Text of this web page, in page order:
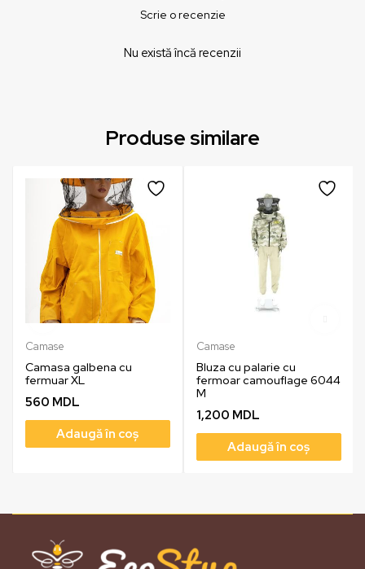
Scrie o recenzie
Nu există încă recenzii
Produse similare
Camase
Camasa galbena cu
fermuar XL
560 MDL
Adaugă în coș
Camase
Bluza cu palarie cu
fermoar camouflage 6044
M
1,200 MDL
Adaugă în coș